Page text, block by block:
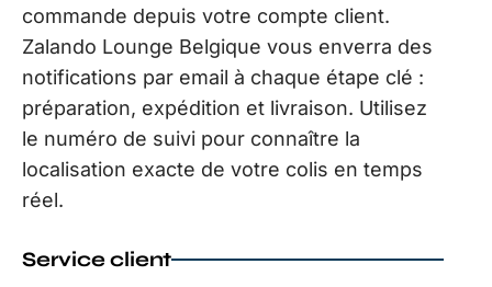
commande depuis votre compte client.
Zalando Lounge Belgique vous enverra des
notifications par email à chaque étape clé :
préparation, expédition et livraison. Utilisez
le numéro de suivi pour connaître la
localisation exacte de votre colis en temps
réel.
Service client